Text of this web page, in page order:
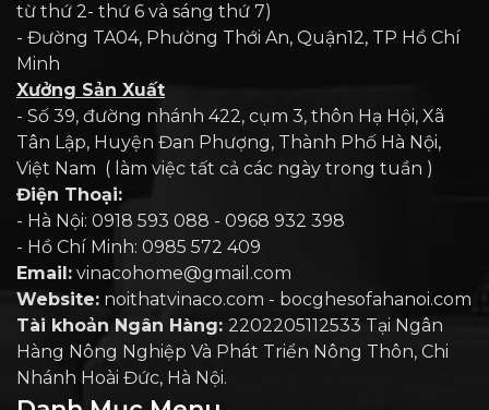
từ thứ 2- thứ 6 và sáng thứ 7)
- Đường TA04, Phường Thới An, Quận12, TP Hồ Chí
Minh
Xưởng Sản Xuất
- Số 39, đường nhánh 422, cụm 3, thôn Hạ Hội, Xã
Tân Lập, Huyện Đan Phượng, Thành Phố Hà Nội,
Việt Nam ( làm việc tất cả các ngày trong tuần )
Điện Thoại:
- Hà Nội: 0918 593 088 - 0968 932 398
- Hồ Chí Minh: 0985 572 409
Email: vinacohome@gmail.com
Website: noithatvinaco.com - bocghesofahanoi.com
Tài khoản Ngân Hàng: 2202205112533 Tại Ngân
Hàng Nông Nghiệp Và Phát Triển Nông Thôn, Chi
Nhánh Hoài Đức, Hà Nội.